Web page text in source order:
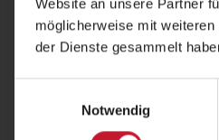
möglicherweise mit
der Dienste gesammelt
Notwendig